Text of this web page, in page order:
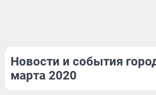
Новости и события
марта 2020